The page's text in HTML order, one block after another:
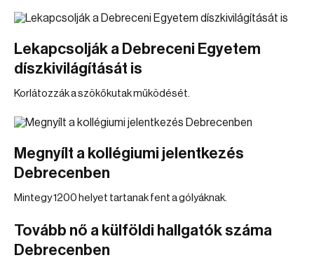
Lekapcsolják a Debreceni Egyetem
díszkivilágítását is
Korlátozzák a szökőkutak működését.
Megnyílt a kollégiumi jelentkezés
Debrecenben
Mintegy 1200 helyet tartanak fent a gólyáknak.
Tovább nő a külföldi hallgatók száma
Debrecenben